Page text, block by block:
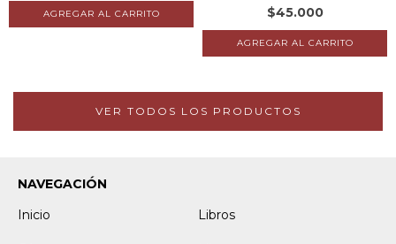
$45.000
VER TODOS LOS PRODUCTOS
NAVEGACIÓN
Inicio
Libros